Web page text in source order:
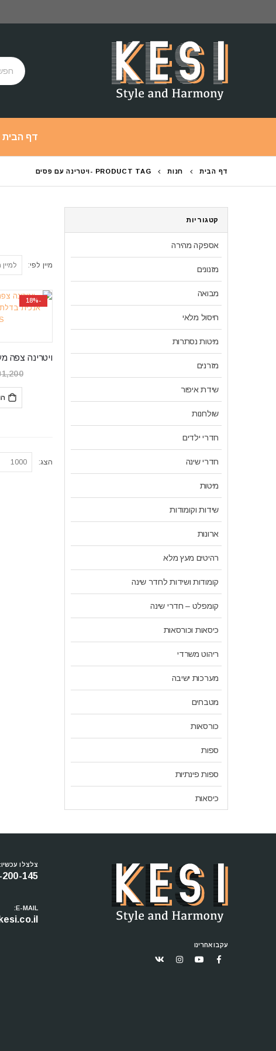
דף הבית
דף הבית חנות PRODUCT TAG - ויטרינה עם פסים
מיין לפי:
-18%
1,200
הצג:
קטגוריות
אספקה מהירה
מזנונים
מבואה
חיסול מלאי
מיטות נסתרות
מזרנים
שידת איפור
שולחנות
חדרי ילדים
חדרי שינה
מיטות
שידות וקומודות
ארונות
רהיטים מעץ מלא
קומודות ושידות לחדר שינה
קומפלט – חדרי שינה
כיסאות וכורסאות
ריהוט משרדי
מערכות ישיבה
מטבחים
כורסאות
ספות
ספות פינתיות
כיסאות
עקבו אחרינו
צלצלו עכשיו:
200-145
E-MAIL: